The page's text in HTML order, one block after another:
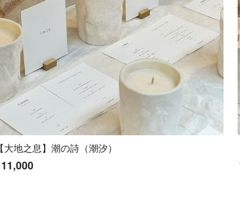
【大地之息】潮の詩（潮汐）
¥11,000